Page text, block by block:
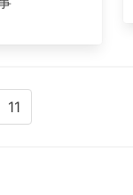
11